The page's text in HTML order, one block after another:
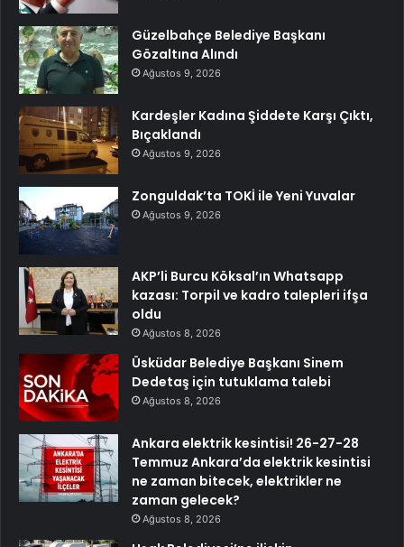
Güzelbahçe Belediye Başkanı
Gözaltına Alındı
Ağustos 9, 2026
Kardeşler Kadına Şiddete Karşı Çıktı,
Bıçaklandı
Ağustos 9, 2026
Zonguldak’ta TOKİ ile Yeni Yuvalar
Ağustos 9, 2026
AKP’li Burcu Köksal’ın Whatsapp
kazası: Torpil ve kadro talepleri ifşa
oldu
Ağustos 8, 2026
Üsküdar Belediye Başkanı Sinem
Dedetaş için tutuklama talebi
Ağustos 8, 2026
Ankara elektrik kesintisi! 26-27-28
Temmuz Ankara’da elektrik kesintisi
ne zaman bitecek, elektrikler ne
zaman gelecek?
Ağustos 8, 2026